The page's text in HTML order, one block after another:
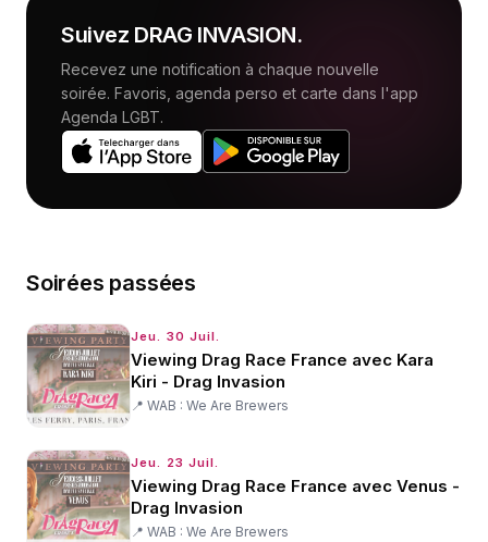
Suivez DRAG INVASION.
Recevez une notification à chaque nouvelle
soirée. Favoris, agenda perso et carte dans l'app
Agenda LGBT.
Soirées passées
Jeu. 30 Juil.
Viewing Drag Race France avec Kara
Kiri - Drag Invasion
📍 WAB : We Are Brewers
Jeu. 23 Juil.
Viewing Drag Race France avec Venus -
Drag Invasion
📍 WAB : We Are Brewers